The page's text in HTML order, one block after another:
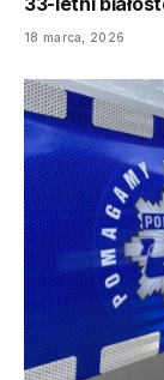
18 marca, 2026